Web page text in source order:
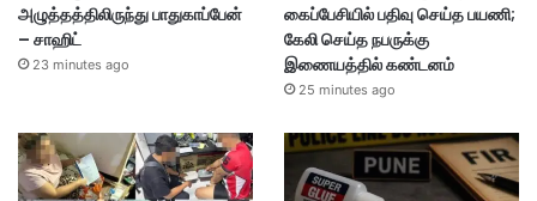
அழுத்தத்திலிருந்து பாதுகாப்பேன்
– சாஹிட்
23 minutes ago
கைப்பேசியில் பதிவு செய்த பயணி;
கேலி செய்த நபருக்கு
இணையத்தில் கண்டனம்
25 minutes ago